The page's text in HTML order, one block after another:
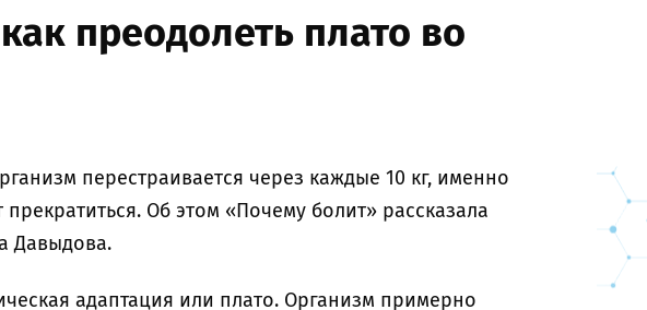
преодолеть плато во
перестраивается через каждые 10 кг, именно
Об этом «Почему болит» рассказала
Давыдова.
адаптация или плато. Организм примерно